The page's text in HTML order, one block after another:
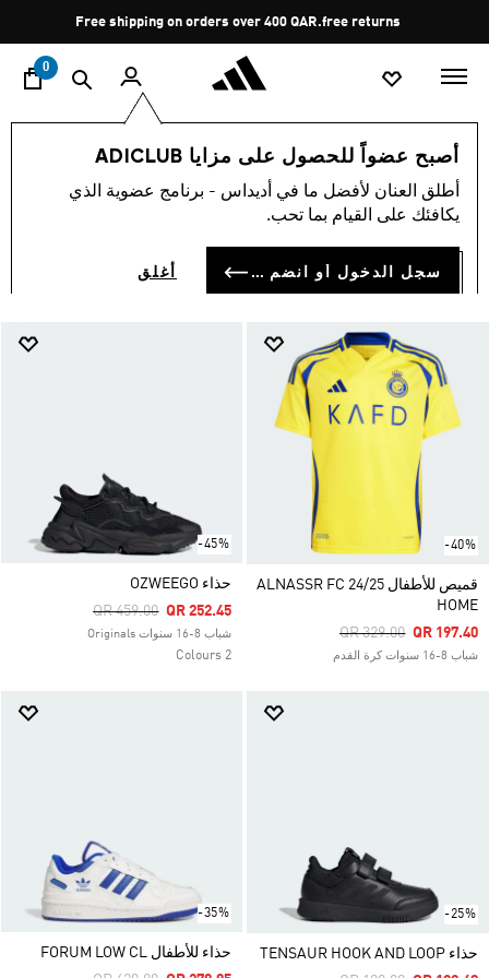
Pause
promotion
rotation
free returns
0
أصبح عضواً للحصول على مزايا ADICLUB
أطلق العنان لأفضل ما في أديداس - برنامج عضوية الذي
يكافئك على القيام بما تحب.
سجل الدخول أو انضم الآن أغلق
الأطفال الألبسة الرياضية
SALE (800)
-40%
قميص للأطفال ALNASSR FC 24/25
HOME
Price Reduced From
QR 329.00ToQR 197.40
شباب 8-16 سنوات كرة القدم
-45%
حذاء OZWEEGO
Price Reduced From
QR 459.00ToQR 252.45
شباب 8-16 سنوات Originals
2 Colours
-25%
حذاء TENSAUR HOOK AND LOOP
-35%
حذاء للأطفال FORUM LOW CL